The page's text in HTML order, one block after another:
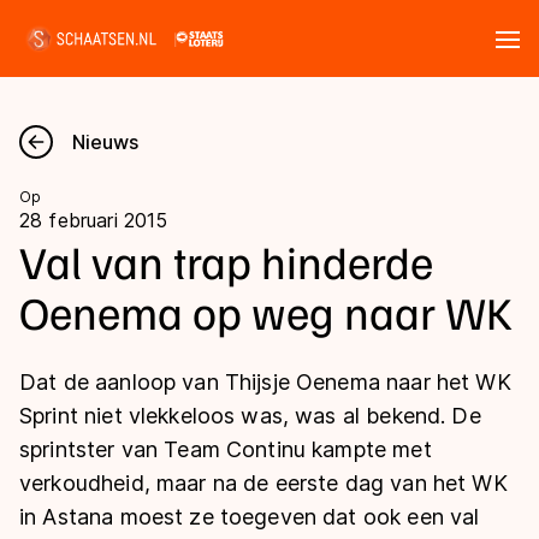
Nieuws
Kalender
Disciplines
Langebaan
Shorttrack
Inlineskaten
Uitslagen
Langebaan
Shorttrack
Marathon
Tijden & historie
Ranglijsten Langebaan
Nieuws
Op
28 februari 2015
Val van trap hinderde
Oenema op weg naar WK
Dat de aanloop van Thijsje Oenema naar het WK
Sprint niet vlekkeloos was, was al bekend. De
sprintster van Team Continu kampte met
verkoudheid, maar na de eerste dag van het WK
in Astana moest ze toegeven dat ook een val